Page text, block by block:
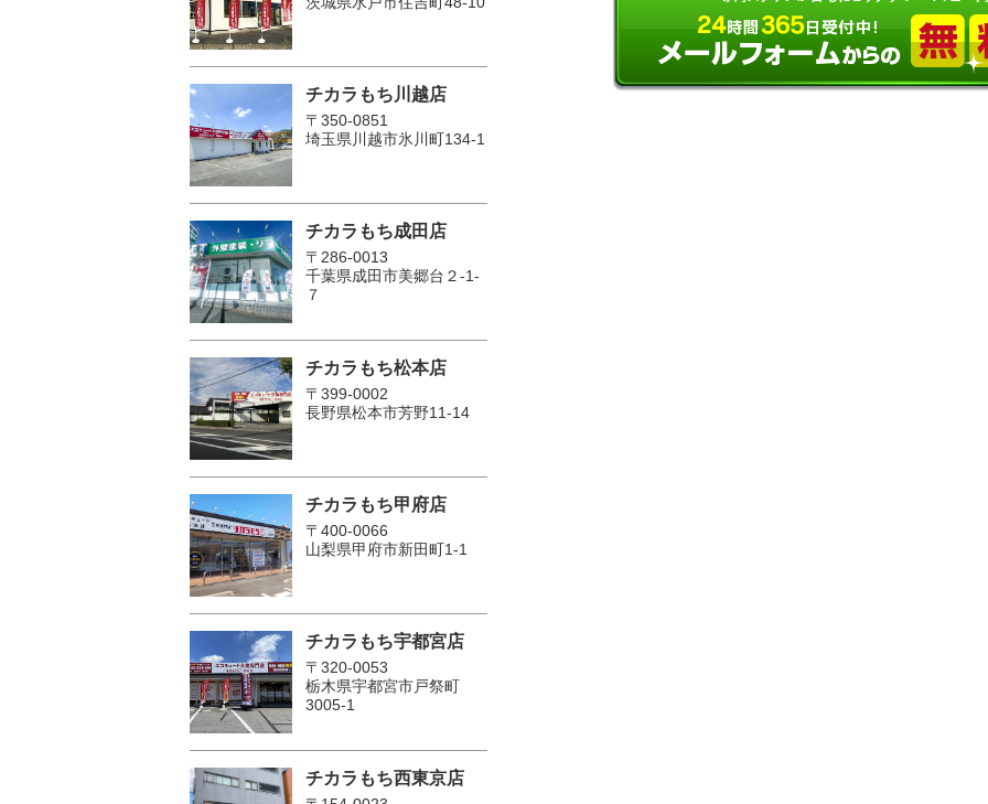
チカラもち川越店
〒350-0851
埼玉県川越市氷川町134-1
チカラもち成田店
〒286-0013
千葉県成田市美郷台２‐1‐
７
チカラもち松本店
〒399-0002
長野県松本市芳野11-14
チカラもち甲府店
〒400-0066
山梨県甲府市新田町1-1
チカラもち宇都宮店
〒320-0053
栃木県宇都宮市戸祭町
3005-1
チカラもち西東京店